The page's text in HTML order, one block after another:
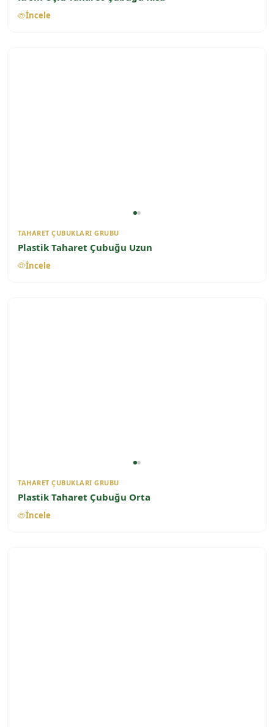
İncele
TAHARET ÇUBUKLARI GRUBU
Plastik Taharet Çubuğu Uzun
İncele
TAHARET ÇUBUKLARI GRUBU
Plastik Taharet Çubuğu Orta
İncele